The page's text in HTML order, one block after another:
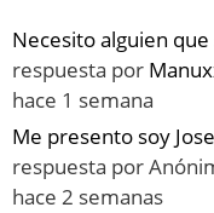
Necesito alguien
respuesta por
hace 1 semana
Me presento soy
respuesta por
hace 2 semanas